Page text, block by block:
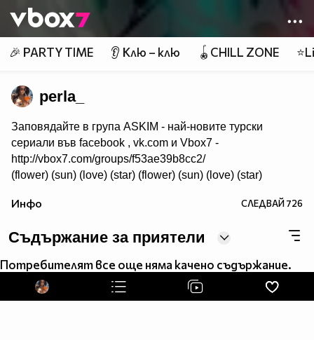
👾
🎉 PARTY TIME 👂 Клю – клю 🪀CHILL ZONE
perla_
Заповядайте в група ASKIM - най-новите турски
сериали във facebook , vk.com и Vbox7 -
http://vbox7.com/groups/f53ae39b8cc2/
(flower) (sun) (love) (star) (flower) (sun) (love) (star)
Инфо СЛЕДВАЙ726
Съдържание за приятели
Потребителят все още няма качено съдържание.